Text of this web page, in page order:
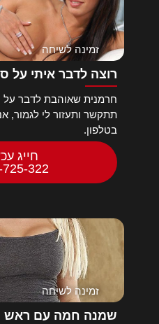
זמינה לשיחה
רוצה לדבר איתי על
חרמנית שאוהבת לדבר
תתקשר ותעזור לי לגמור,
בטלפון.
חייג
725-322
זמינה לשיחה
שמנה חמה עם ראש